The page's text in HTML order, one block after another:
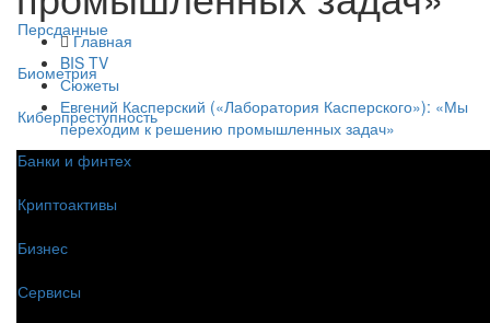
Персданные
Биометрия
Киберпреступность
Банки и финтех
Криптоактивы
Бизнес
Сервисы
Главная
BIS TV
Сюжеты
Евгений Касперский («Лаборатория Касперского»): «Мы
переходим к решению промышленных задач»